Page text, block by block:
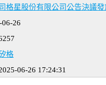
格星股份有限公司公告決議發
06-26
格
06-26 17:24:31